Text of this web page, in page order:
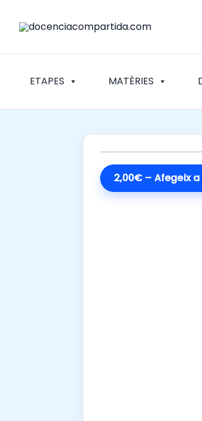
ETAPES MATÈRIES
2,00€ – Afegeix